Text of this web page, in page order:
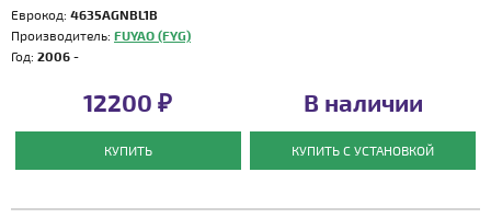
Еврокод: 4635AGNBL1B
Производитель: FUYAO (FYG)
Год: 2006 -
12200 ₽
КУПИТЬ
В наличии
КУПИТЬ С УСТАНОВКОЙ